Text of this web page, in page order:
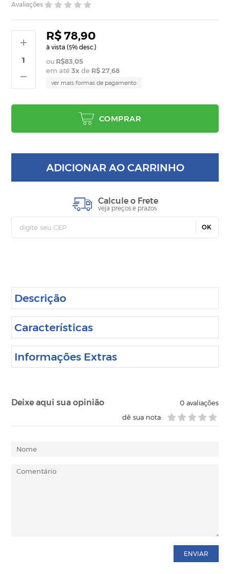
Avaliações
R$ 78,90
à vista (5% desc.)
R$83,05
em até3x de R$ 27,68
ver mais formas de pagamento
COMPRAR
ADICIONAR AO CARRINHO
Calcule o Frete
veja preços e prazos
OK
Descrição
Características
Informações Extras
Deixe aqui sua opinião 0avaliações
dê sua nota:
ENVIAR